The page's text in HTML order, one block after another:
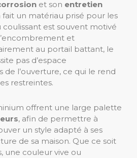
et son entretien
fait un matériau prisé pour les
coulissant est souvent motivé
et
au portail battant, le
pas d’espace
l’ouverture, ce qui le rend
restreintes.
offrent une large palette
, afin de permettre à
un style adapté à ses
de sa maison. Que ce soit
une couleur vive ou